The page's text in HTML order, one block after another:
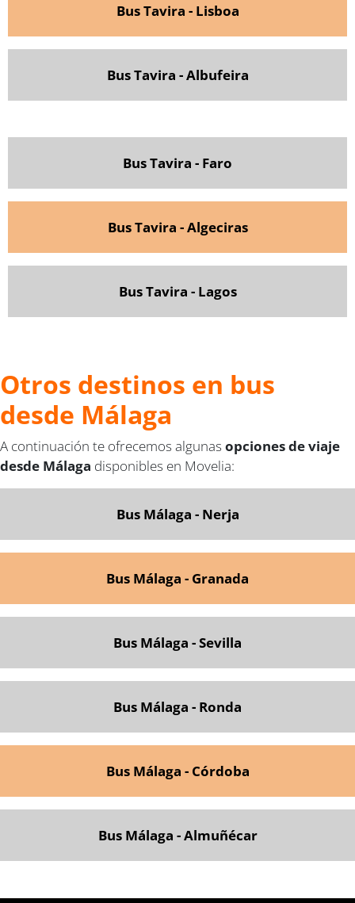
Bus Tavira - Lisboa
Bus Tavira - Albufeira
Bus Tavira - Faro
Bus Tavira - Algeciras
Bus Tavira - Lagos
Otros destinos en bus
desde Málaga
A continuación te ofrecemos algunas opciones de viaje
desde Málaga disponibles en Movelia:
Bus Málaga - Nerja
Bus Málaga - Granada
Bus Málaga - Sevilla
Bus Málaga - Ronda
Bus Málaga - Córdoba
Bus Málaga - Almuñécar